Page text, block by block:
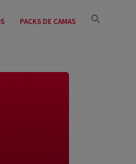
PACKS DE CAMAS